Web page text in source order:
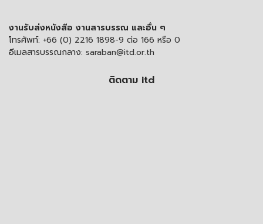
งานรับส่งหนังสือ งานสารบรรณ และอื่น ๆ
โทรศัพท์: +66 (0) 2216 1898-9 ต่อ 166 หรือ 0
อีเมลสารบรรณกลาง: saraban@itd.or.th
ติดตาม itd